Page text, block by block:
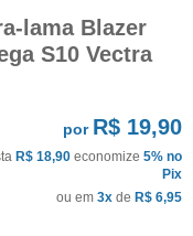
lama Blazer
S10 Vectra
por R$ 19,90
R$ 18,90 economize 5% no
Pix
ou em 3x de R$ 6,95